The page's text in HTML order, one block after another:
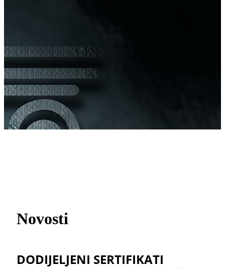
Novosti
DODIJELJENI SERTIFIKATI